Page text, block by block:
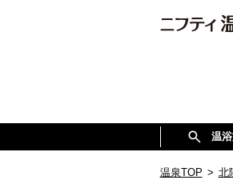
温
温泉TOP > 北